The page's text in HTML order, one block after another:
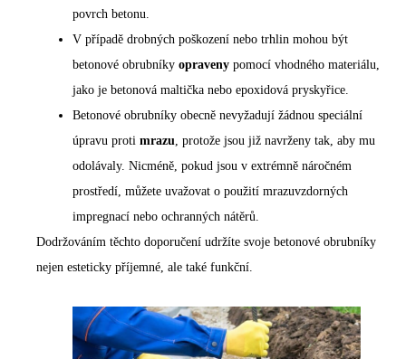
povrch betonu.
V případě drobných poškození nebo trhlin mohou být
betonové obrubníky opraveny pomocí vhodného materiálu,
jako je betonová maltička nebo epoxidová pryskyřice.
Betonové obrubníky obecně nevyžadují žádnou speciální
úpravu proti mrazu , protože jsou již navrženy tak, aby mu
odolávaly. Nicméně, pokud jsou v extrémně náročném
prostředí, můžete uvažovat o použití mrazuvzdorných
impregnací nebo ochranných nátěrů.
Dodržováním těchto doporučení udržíte svoje betonové obrubníky
nejen esteticky příjemné, ale také funkční.